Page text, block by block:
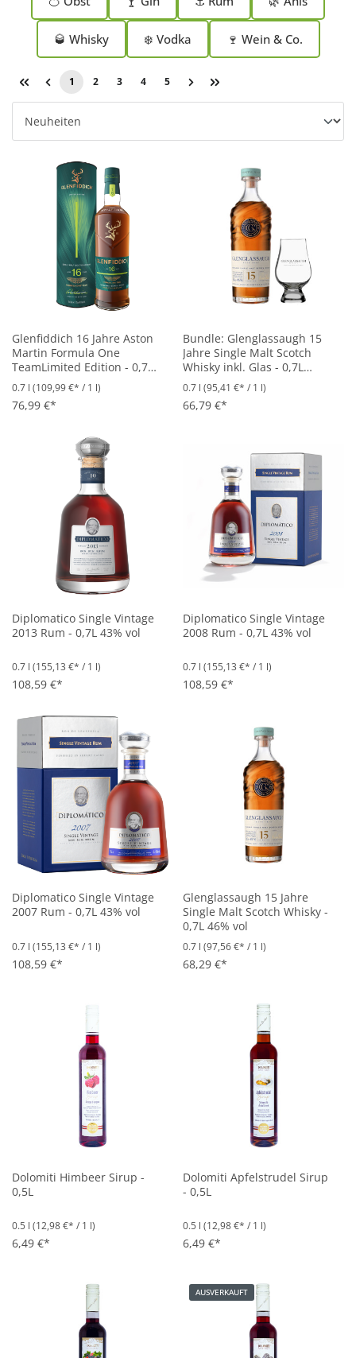
Kandidaten, die den Weg in unser Sortiment schaffen. Auf
dieser Seite können Sie sich einen Überblick über unsere
Neuheiten verschaffen.
🥃 Whisky ❄️ Vodka 🍷 Wein & Co.
1 2 3 4 5
Glenfiddich 16 Jahre Aston
Martin Formula One
TeamLimited Edition - 0,7L
43% vol
0.7 l (109,99 €* / 1 l)
76,99 €*
Bundle: Glenglassaugh 15
Jahre Single Malt Scotch
Whisky inkl. Glas - 0,7L
46% vol
0.7 l (95,41 €* / 1 l)
66,79 €*
Diplomatico Single Vintage
2013 Rum - 0,7L 43% vol
0.7 l (155,13 €* / 1 l)
108,59 €*
Diplomatico Single Vintage
2008 Rum - 0,7L 43% vol
0.7 l (155,13 €* / 1 l)
108,59 €*
Diplomatico Single Vintage
2007 Rum - 0,7L 43% vol
0.7 l (155,13 €* / 1 l)
108,59 €*
Glenglassaugh 15 Jahre
Single Malt Scotch Whisky -
0,7L 46% vol
0.7 l (97,56 €* / 1 l)
68,29 €*
Dolomiti Himbeer Sirup -
0,5L
0.5 l (12,98 €* / 1 l)
6,49 €*
Dolomiti Apfelstrudel Sirup
- 0,5L
0.5 l (12,98 €* / 1 l)
6,49 €*
AUSVERKAUFT